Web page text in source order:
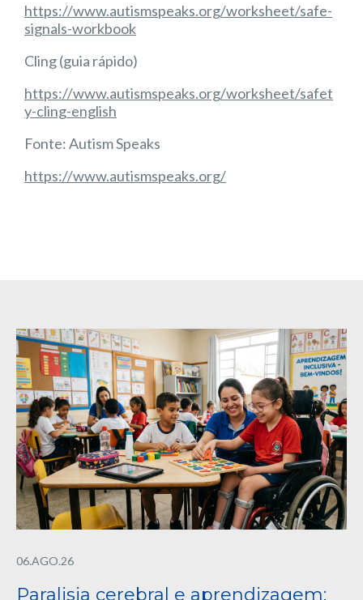
https://www.autismspeaks.org/worksheet/safe-
signals-workbook
Cling (guia rápido)
https://www.autismspeaks.org/worksheet/safet
y-cling-english
Fonte: Autism Speaks
https://www.autismspeaks.org/
06.AGO.26
Paralisia cerebral e aprendizagem: